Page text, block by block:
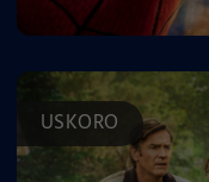
USKORO